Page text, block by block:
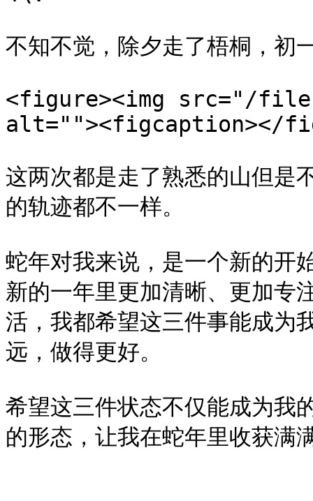
不知不觉，除夕走了梧桐，初
<figure><img src="/files/
alt=""><figcaption></
这两次都是走了熟悉的山但是
的轨迹都不一样。
蛇年对我来说，是一个新的开
新的一年里更加清晰、更加专
活，我都希望这三件事能成为
远，做得更好。
希望这三件状态不仅能成为我